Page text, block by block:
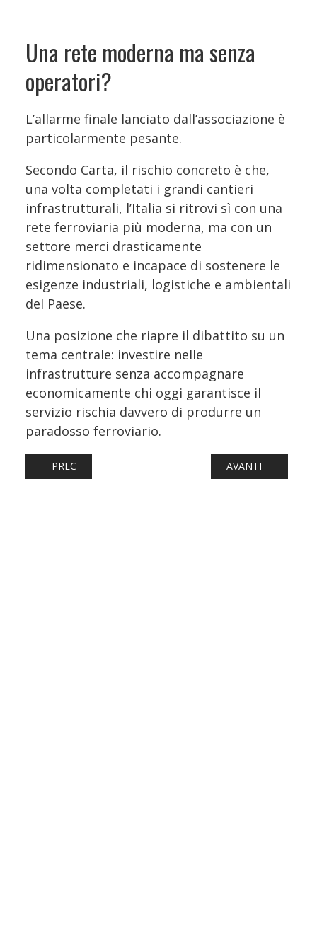
Una rete moderna ma senza
operatori?
L’allarme finale lanciato dall’associazione è
particolarmente pesante.
Secondo Carta, il rischio concreto è che,
una volta completati i grandi cantieri
infrastrutturali, l’Italia si ritrovi sì con una
rete ferroviaria più moderna, ma con un
settore merci drasticamente
ridimensionato e incapace di sostenere le
esigenze industriali, logistiche e ambientali
del Paese.
Una posizione che riapre il dibattito su un
tema centrale: investire nelle
infrastrutture senza accompagnare
economicamente chi oggi garantisce il
servizio rischia davvero di produrre un
paradosso ferroviario.
ARTICOLO PRECEDENTE: POLONIA, STADLER CORRE:
PREC ARTICOLO
AVANTI